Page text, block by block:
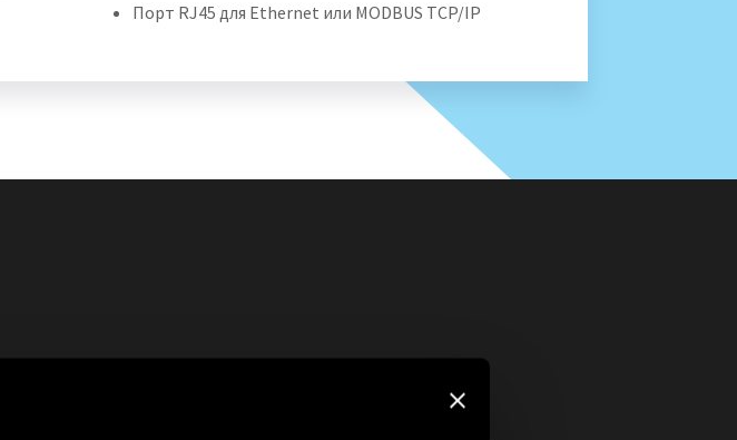
Порт RJ45 для Ethernet или MODBUS TCP/IP